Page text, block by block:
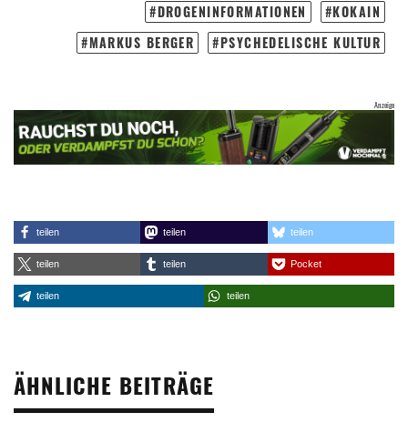
DROGENINFORMATIONEN
KOKAIN
MARKUS BERGER
PSYCHEDELISCHE KULTUR
teilen teilen teilen
teilen teilen Pocket
teilen teilen
ÄHNLICHE BEITRÄGE